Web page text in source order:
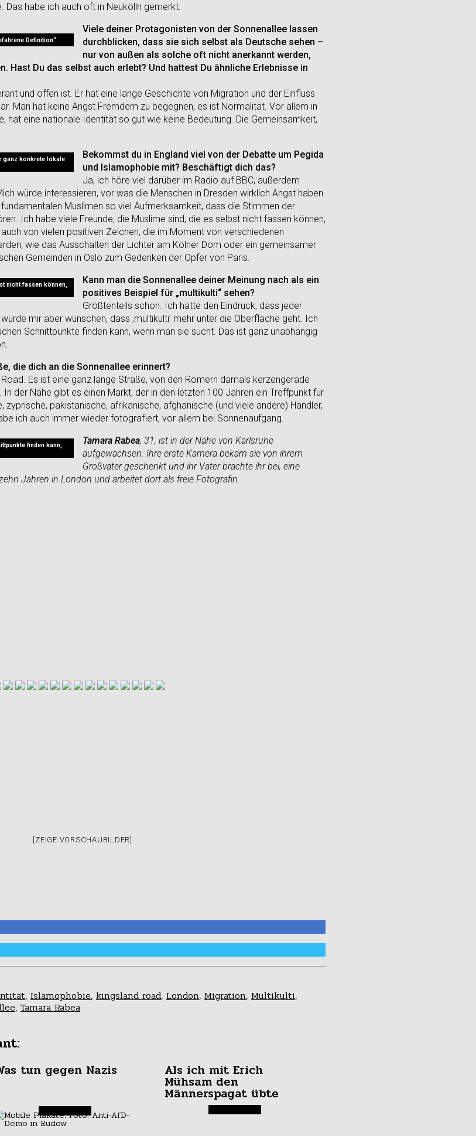
habe ich auch oft in Neukölln gemerkt.
Definition“
Viele deiner Protagonisten von der Sonnenallee lassen
durchblicken, dass sie sich selbst als Deutsche sehen –
nur von außen als solche oft nicht anerkannt werden,
Hast Du das selbst auch erlebt? Und hattest Du ähnliche Erlebnisse in
und offen ist. Er hat eine lange Geschichte von Migration und der Einfluss
Man hat keine Angst Fremdem zu begegnen, es ist Normalität. Vor allem in
hat eine nationale Identität so gut wie keine Bedeutung. Die Gemeinsamkeit,
ganz konkrete lokale
Bekommst du in England viel von der Debatte um Pegida
und Islamophobie mit? Beschäftigt dich das?
Ja, ich höre viel darüber im Radio auf BBC, außerdem
würde interessieren, vor was die Menschen in Dresden wirklich Angst haben.
Muslimen so viel Aufmerksamkeit, dass die Stimmen der
Ich habe viele Freunde, die Muslime sind, die es selbst nicht fassen können,
von vielen positiven Zeichen, die im Moment von verschiedenen
wie das Ausschalten der Lichter am Kölner Dom oder ein gemeinsamer
Gemeinden in Oslo zum Gedenken der Opfer von Paris.
nicht fassen können,
Kann man die Sonnenallee deiner Meinung nach als ein
positives Beispiel für „multikulti“ sehen?
Größtenteils schon. Ich hatte den Eindruck, dass jeder
mir aber wünschen, dass ‚multikulti’ mehr unter die Oberfläche geht. Ich
Schnittpunkte finden kann, wenn man sie sucht. Das ist ganz unabhängig
die dich an die Sonnenallee erinnert?
Es ist eine ganz lange Straße, von den Römern damals kerzengerade
der Nähe gibt es einen Markt, der in den letzten 100 Jahren ein Treffpunkt für
zyprische, pakistanische, afrikanische, afghanische (und viele andere) Händler,
ich auch immer wieder fotografiert, vor allem bei Sonnenaufgang.
finden kann,
Tamara Rabea, 31, ist in der Nähe von Karlsruhe
aufgewachsen. Ihre erste Kamera bekam sie von ihrem
Großvater geschenkt und ihr Vater brachte ihr bei, eine
Jahren in London und arbeitet dort als freie Fotografin.
[ZEIGE VORSCHAUBILDER]
, Islamophobie, kingsland road, London, Migration, Multikulti,
, Tamara Rabea
tun gegen Nazis Als ich mit Erich
Mühsam den
Männerspagat übte